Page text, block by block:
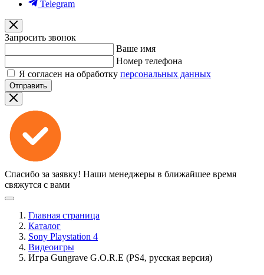
Telegram
Запросить звонок
Ваше имя
Номер телефона
Я согласен на обработку персональных данных
Отправить
Спасибо за заявку! Наши менеджеры в ближайшее время
свяжутся с вами
Главная страница
Каталог
Sony Playstation 4
Видеоигры
Игра Gungrave G.O.R.E (PS4, русская версия)